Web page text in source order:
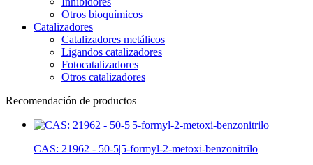
Otros bioquímicos
Catalizadores
Catalizadores metálicos
Ligandos catalizadores
Fotocatalizadores
Otros catalizadores
Recomendación de productos
CAS: 21962 - 50-5|5-formyl-2-metoxi-benzonitrilo